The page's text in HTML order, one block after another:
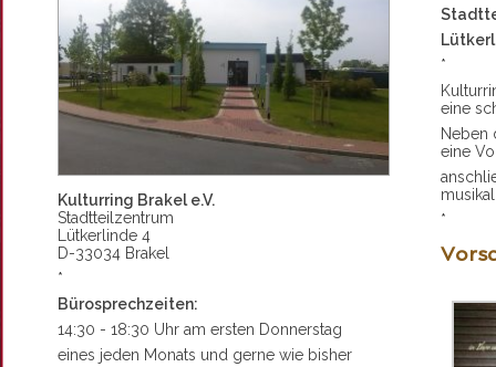
Kulturring Brakel e.V.
Stadtteilzentrum
Lütkerlinde 4
D-33034 Brakel
*
Bürosprechzeiten:
14:30 - 18:30 Uhr am ersten Donnerstag
eines jeden Monats und gerne wie bisher
*
eine
Neben
eine
*